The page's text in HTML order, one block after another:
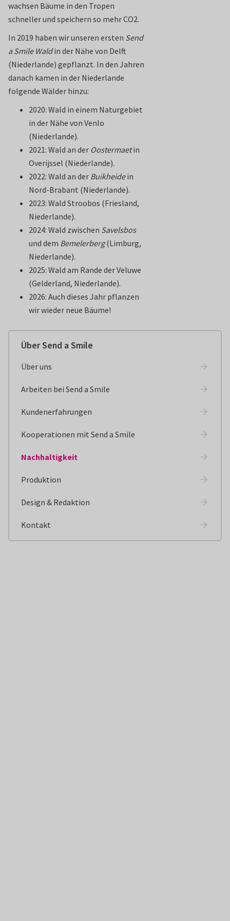
wachsen Bäume in den Tropen
schneller und speichern so mehr CO2.
In 2019 haben wir unseren ersten Send
a Smile Waldin der Nähe von Delft
(Niederlande) gepflanzt. In den Jahren
danach kamen in der Niederlande
folgende Wälder hinzu:
2020: Wald in einem Naturgebiet
in der Nähe von Venlo
(Niederlande).
2021: Wald an der Oostermaetin
Overijssel (Niederlande).
2022: Wald an der Buikheidein
Nord-Brabant (Niederlande).
2023: Wald Stroobos (Friesland,
Niederlande).
2024: Wald zwischen Savelsbos
und dem Bemelerberg(Limburg,
Niederlande).
2025: Wald am Rande der Veluwe
(Gelderland, Niederlande).
2026: Auch dieses Jahr pflanzen
wir wieder neue Bäume!
Über Send a Smile
Über uns
Arbeiten bei Send a Smile
Kundenerfahrungen
Kooperationen mit Send a Smile
Nachhaltigkeit
Produktion
Design & Redaktion
Kontakt